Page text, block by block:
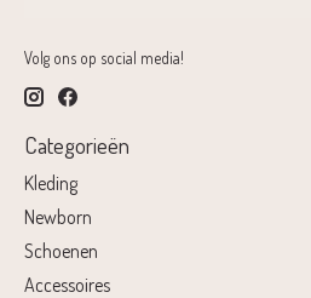
Volg ons op social media!
Categorieën
Kleding
Newborn
Schoenen
Accessoires